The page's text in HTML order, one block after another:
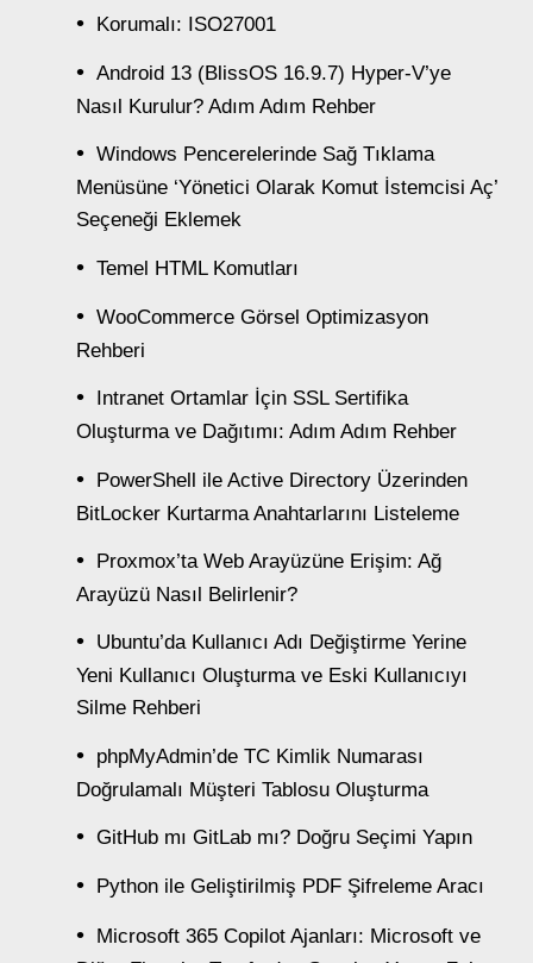
Korumalı: ISO27001
Android 13 (BlissOS 16.9.7) Hyper-V’ye
Nasıl Kurulur? Adım Adım Rehber
Windows Pencerelerinde Sağ Tıklama
Menüsüne ‘Yönetici Olarak Komut İstemcisi Aç’
Seçeneği Eklemek
Temel HTML Komutları
WooCommerce Görsel Optimizasyon
Rehberi
Intranet Ortamlar İçin SSL Sertifika
Oluşturma ve Dağıtımı: Adım Adım Rehber
PowerShell ile Active Directory Üzerinden
BitLocker Kurtarma Anahtarlarını Listeleme
Proxmox’ta Web Arayüzüne Erişim: Ağ
Arayüzü Nasıl Belirlenir?
Ubuntu’da Kullanıcı Adı Değiştirme Yerine
Yeni Kullanıcı Oluşturma ve Eski Kullanıcıyı
Silme Rehberi
phpMyAdmin’de TC Kimlik Numarası
Doğrulamalı Müşteri Tablosu Oluşturma
GitHub mı GitLab mı? Doğru Seçimi Yapın
Python ile Geliştirilmiş PDF Şifreleme Aracı
Microsoft 365 Copilot Ajanları: Microsoft ve